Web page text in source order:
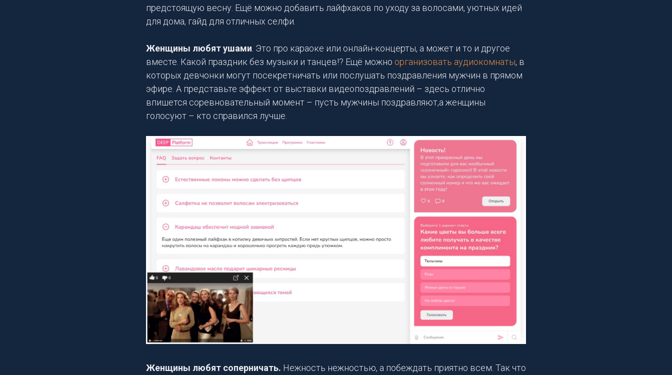
предстоящую весну. Ещё можно добавить лайфхаков по уходу за волосами, уютных идей
для дома, гайд для отличных селфи.
Женщины любят ушами . Это про караоке или онлайн-концерты, а может и то и другое
вместе. Какой праздник без музыки и танцев!? Ещё можно организовать аудиокомнаты, в
которых девчонки могут посекретничать или послушать поздравления мужчин в прямом
эфире. А представьте эффект от выставки видеопоздравлений – здесь отлично
впишется соревновательный момент – пусть мужчины поздравляют,а женщины
голосуют – кто справился лучше.
Женщины любят соперничать. Нежность нежностью, а побеждать приятно всем. Так что